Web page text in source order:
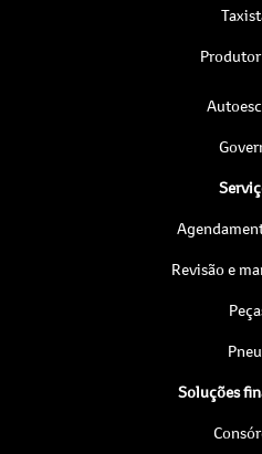
Revisão e
Soluções